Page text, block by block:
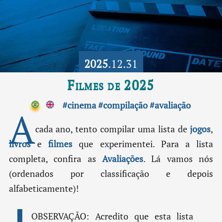
2025.12.31
Filmes de 2025
#cinema#compilação#avaliação
Acada ano, tento compilar uma lista dejogos,
livrosefilmes que experimentei. Para a lista
completa, confira as Avaliações. Lá vamos nós
(ordenados por classificação e depois
alfabeticamente)!
OBSERVAÇÃO: Acredito que esta lista